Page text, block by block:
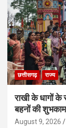
छत्तीसगढ़ राज्य
राखी के धागों के
बहनों की
August 9, 2026